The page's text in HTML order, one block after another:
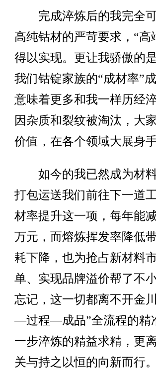
完成淬炼后的我完全可
高纯钴材的严苛要求，“高
得以实现。更让我骄傲的
我们钴锭家族的“成材率”
意味着更多和我一样历经
因杂质和裂纹被淘汰，大
价值，在各个领域大展身手
如今的我已然成为材料
打包运送我们前往下一道
材率提升这一项，每年能
万元，而熔炼挥发率降低
耗下降，也为抢占新材料
单、实现品牌溢价帮了不
忘记，这一切都离不开金
—过程—成品”全流程的精
一步淬炼的精益求精，更
关与持之以恒的向新而行。